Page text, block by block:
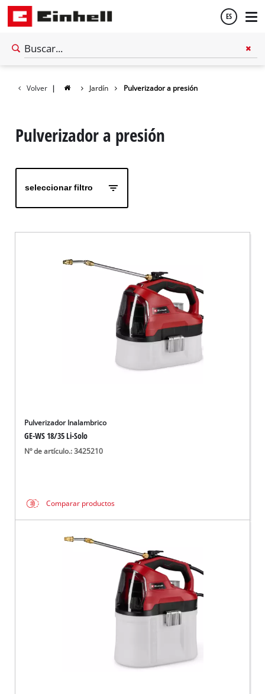
ES
Volver | Jardín Pulverizador a presión
Pulverizador a presión
seleccionar filtro
Pulverizador Inalambrico
GE-WS 18/35 Li-Solo
Nº de artículo.: 3425210
Comparar productos